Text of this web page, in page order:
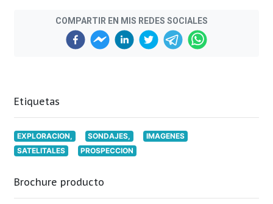
COMPARTIR EN MIS REDES SOCIALES
Etiquetas
EXPLORACION, SONDAJES,
IMAGENES
SATELITALES
PROSPECCION
Brochure producto